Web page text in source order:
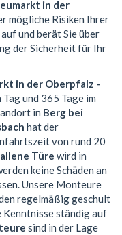
in der
mögliche Risiken Ihrer
und berät Sie über
der Sicherheit für Ihr
in der Oberpfalz -
und 365 Tage im
in Berg bei
hat der
von rund 20
Türe wird in
keine Schäden an
Unsere Monteure
regelmäßig geschult
Kenntnisse ständig auf
sind in der Lage